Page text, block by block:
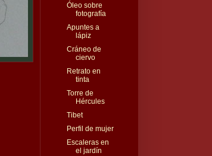
Óleo sobre
fotografía
Apuntes a
lápiz
Cráneo de
ciervo
Retrato en
tinta
Torre de
Hércules
Tibet
Perfil de mujer
Escaleras en
el jardín